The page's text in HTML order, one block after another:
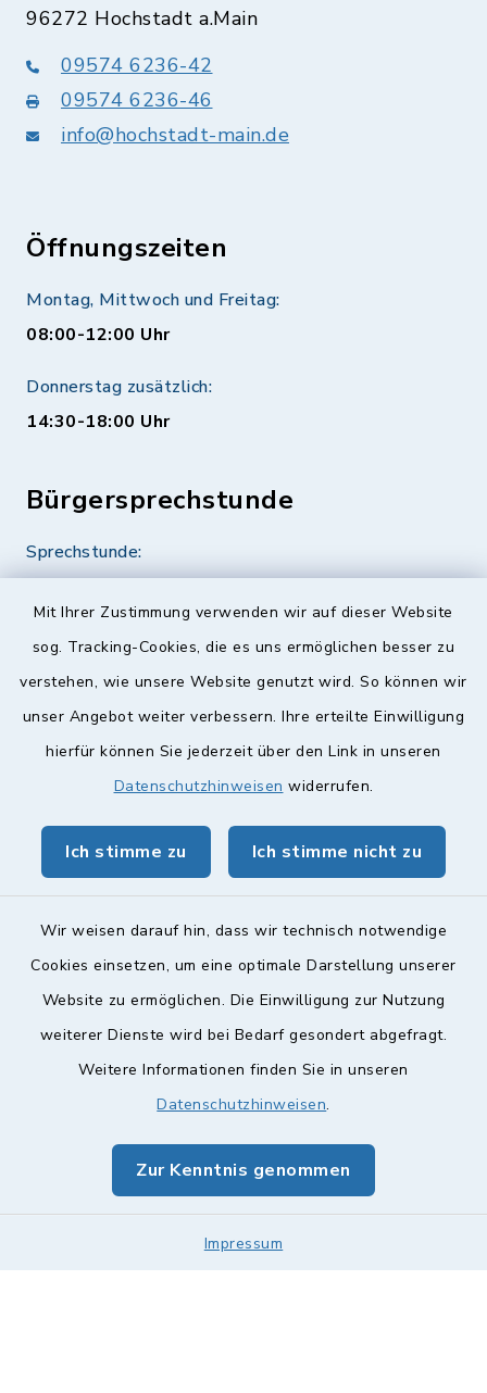
Mit Ihrer Zustimmung verwenden wir auf dieser Website
sog. Tracking-Cookies, die es uns ermöglichen besser zu
verstehen, wie unsere Website genutzt wird. So können wir
unser Angebot weiter verbessern. Ihre erteilte Einwilligung
hierfür können Sie jederzeit über den Link in unseren
Datenschutzhinweisen widerrufen.
Ich stimme zu Ich stimme nicht zu
Wir weisen darauf hin, dass wir technisch notwendige
Cookies einsetzen, um eine optimale Darstellung unserer
Website zu ermöglichen. Die Einwilligung zur Nutzung
weiterer Dienste wird bei Bedarf gesondert abgefragt.
Weitere Informationen finden Sie in unseren
Datenschutzhinweisen.
Zur Kenntnis genommen
Impressum
96272 Hochstadt a.Main
09574 6236-42
09574 6236-46
info@hochstadt-main.de
Öffnungszeiten
Montag, Mittwoch und Freitag:
08:00-12:00 Uhr
Donnerstag zusätzlich:
14:30-18:00 Uhr
Bürgersprechstunde
Sprechstunde:
Quicklinks
Landkreis Lichtenfels
geoPortal Lichtenfels
Barrierefreiheit
Impressum
Sitemap